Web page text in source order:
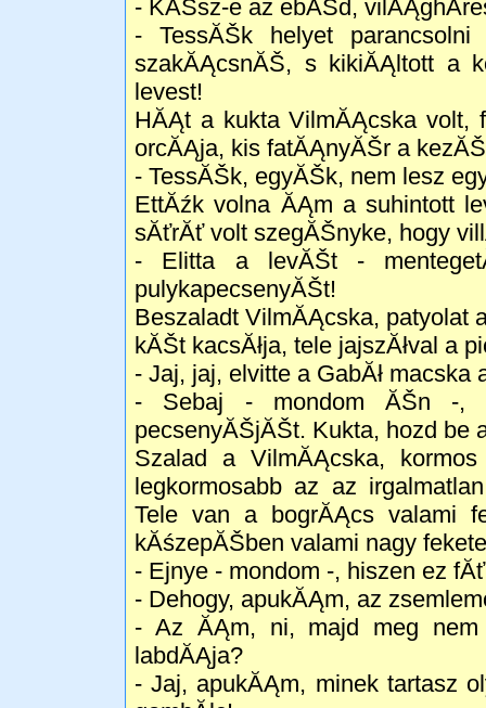
- KĂŠsz-e az ebĂŠd,
- TessĂŠk helyet
szakĂĄcsnĂŠ, s kikiĂĄltott a
levest!
HĂĄt a kukta VilmĂĄcska volt,
orcĂĄja, kis fatĂĄnyĂŠr a
- TessĂŠk, egyĂŠk, nem lesz
EttĂźk volna ĂĄm a suhintott
sĂťrĂť volt szegĂŠnyke, hogy
- Elitta a levĂŠt -
pulykapecsenyĂŠt!
Beszaladt VilmĂĄcska, patyolat
kĂŠt kacsĂłja, tele jajszĂłval a
- Jaj, jaj, elvitte a GabĂł macska
- Sebaj - mondom ĂŠn -,
pecsenyĂŠjĂŠt. Kukta, hozd be
Szalad a VilmĂĄcska,
legkormosabb az az
Tele van a bogrĂĄcs valami
kĂśzepĂŠben valami nagy
- Ejnye - mondom -, hiszen ez
- Dehogy, apukĂĄm, az
- Az ĂĄm, ni, majd meg
labdĂĄja?
- Jaj, apukĂĄm, minek tartasz